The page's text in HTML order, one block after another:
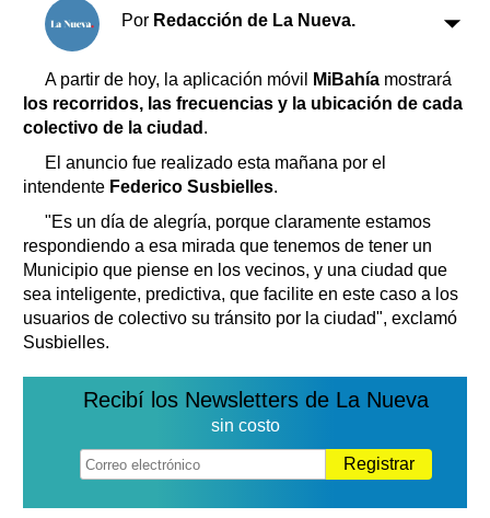
Clasificados
Horóscopo
Suplementos
Servicios
Farmacias
Loterías
Datos Útiles
Fúnebres
Edictos
Teléfonos de urgencia
Por Redacción de La Nueva.
A partir de hoy, la aplicación móvil MiBahía mostrará
los recorridos, las frecuencias y la ubicación de cada
colectivo de la ciudad .
El anuncio fue realizado esta mañana por el
intendente Federico Susbielles.
"Es un día de alegría, porque claramente estamos
respondiendo a esa mirada que tenemos de tener un
Municipio que piense en los vecinos, y una ciudad que
sea inteligente, predictiva, que facilite en este caso a los
usuarios de colectivo su tránsito por la ciudad", exclamó
Susbielles.
Recibí los Newsletters de La Nueva
sin costo
Registrar